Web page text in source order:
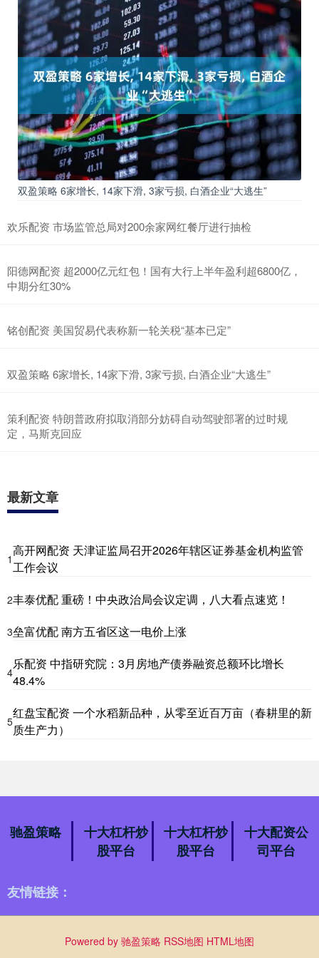
双盈策略 6家增长, 14家下滑, 3家亏损, 白酒企业“大逃生”
欢乐配资 市场监管总局对200余家网红餐厅进行抽检
阳德网配资 超2000亿元红包！国有大行上半年盈利超6800亿，
中期分红30%
铭创配资 美国贸易代表称新一轮关税“基本已定”
双盈策略 6家增长, 14家下滑, 3家亏损, 白酒企业“大逃生”
策利配资 特朗普政府拟取消部分妨碍自动驾驶部署的过时规
定，马斯克回应
最新文章
1
高开网配资 天津证监局召开2026年辖区证券基金机构监管
工作会议
2丰泰优配 重磅！中央政治局会议定调，八大看点速览！
3垒富优配 南方五省区这一电价上涨
4
乐配资 中指研究院：3月房地产债券融资总额环比增长
48.4%
5
红盘宝配资 一个水稻新品种，从零至近百万亩（春耕里的新
质生产力）
驰盈策略
十大杠杆炒
股平台
十大杠杆炒
股平台
十大配资公
司平台
友情链接：
Powered by 驰盈策略 RSS地图 HTML地图